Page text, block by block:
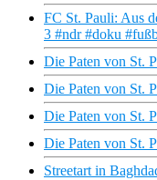
FC St. Pauli: Aus
3 #ndr #doku
Die Paten von St.
Die Paten von St.
Die Paten von St.
Die Paten von St.
Streetart in